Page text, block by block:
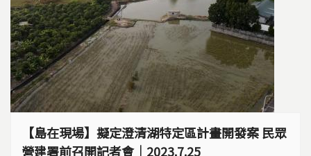
【島在現場】擬定澄清湖特定區計畫開發案 民眾
營建署前召開記者會｜2023.7.25